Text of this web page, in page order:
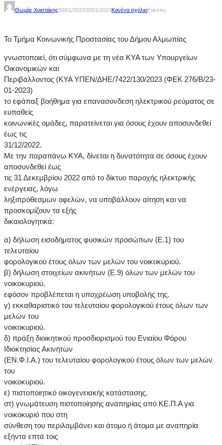
Θωμάς Χριστάκης30/01/202330/01/2023Κανένα σχόλιοΕτικέτες
Το Τμήμα Κοινωνικής Προστασίας του Δήμου Αλμωπίας
γνωστοποιεί, ότι σύμφωνα με τη νέα ΚΥΑ των Υπουργείων
Οικονομικών και
Περιβάλλοντος (ΚΥΑ ΥΠΕΝ/ΔΗΕ/7422/130/2023 (ΦΕΚ 276/Β/23-
01-2023)
το εφάπαξ βοήθημα για επανασύνδεση ηλεκτρικού ρεύματος σε
ευπαθείς
κοινωνικές ομάδες, παρατείνεται για όσους έχουν αποσυνδεθεί
έως τις
31/12/2022.
Με την παραπάνω ΚΥΑ, δίνεται η δυνατότητα σε όσους έχουν
αποσυνδεθεί έως
τις 31 Δεκεμβρίου 2022 από το δίκτυο παροχής ηλεκτρικής
ενέργειας, λόγω
ληξιπρόθεσμων οφελών, να υποβάλλουν αίτηση και να
προσκομίζουν τα εξής
δικαιολογητικά:
α) δήλωση εισοδήματος φυσικών προσώπων (Ε.1) του
τελευταίου
φορολογικού έτους όλων των μελών του νοικοκυριού.
β) δήλωση στοιχείων ακινήτων (Ε.9) όλων των μελών του
νοικοκυριού,
εφόσον προβλέπεται η υποχρέωση υποβολής της.
γ) εκκαθαριστικό του τελευταίου φορολογικού έτους όλων των
μελών του
νοικοκυριού.
δ) πράξη διοικητικού προσδιορισμού του Ενιαίου Φόρου
Ιδιοκτησίας Ακινήτων
(ΕΝ.Φ.I.A.) του τελευταίου φορολογικού έτους όλων των μελών
του
νοικοκυριού.
ε) πιστοποιητικό οικογενειακής κατάστασης.
στ) γνωμάτευση πιστοποίησης αναπηρίας από ΚΕ.Π.Α για
νοικοκυριό που στη
σύνθεση του περιλαμβάνει και άτομο ή άτομα με αναπηρία
εξήντα επτά τοις